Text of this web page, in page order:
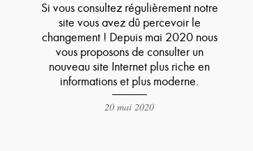
Si vous consultez régulièrement notre
site vous avez dû percevoir le
changement ! Depuis mai 2020 nous
vous proposons de consulter un
nouveau site Internet plus riche en
informations et plus moderne.
20 mai 2020